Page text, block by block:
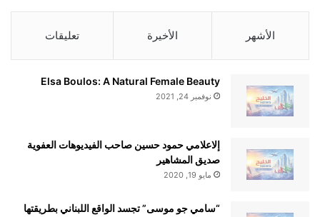
الأشهر الأخيرة تعليقات
Elsa Boulos: A Natural Female Beauty
نوفمبر 24, 2021
إلاعلامي حمود حسين صاحب الفيديوهات العفوية
صديق المشاهير
مايو 19, 2020
“سامي جو موسى” تجسد الواقع اللبناني بطريقتها